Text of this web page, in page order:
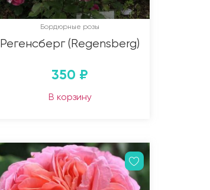
Бордюрные розы
Регенсберг (Regensberg)
350 ₽
В корзину